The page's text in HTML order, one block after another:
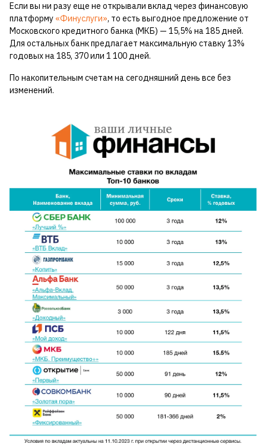
Если вы ни разу еще не открывали вклад через финансовую
платформу «Финуслуги», то есть выгодное предложение от
Московского кредитного банка (МКБ) — 15,5% на 185 дней.
Для остальных банк предлагает максимальную ставку 13%
годовых на 185, 370 или 1 100 дней.
По накопительным счетам на сегодняшний день все без
изменений.